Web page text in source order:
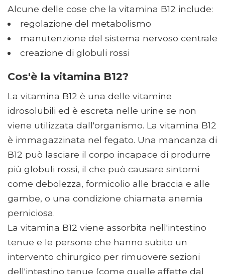
Alcune delle cose che la vitamina B12 include:
regolazione del metabolismo
manutenzione del sistema nervoso centrale
creazione di globuli rossi
Cos'è la vitamina B12?
La vitamina B12 è una delle vitamine
idrosolubili ed è escreta nelle urine se non
viene utilizzata dall'organismo. La vitamina B12
è immagazzinata nel fegato. Una mancanza di
B12 può lasciare il corpo incapace di produrre
più globuli rossi, il che può causare sintomi
come debolezza, formicolio alle braccia e alle
gambe, o una condizione chiamata anemia
perniciosa.
La vitamina B12 viene assorbita nell'intestino
tenue e le persone che hanno subito un
intervento chirurgico per rimuovere sezioni
dell'intestino tenue (come quelle affette dal